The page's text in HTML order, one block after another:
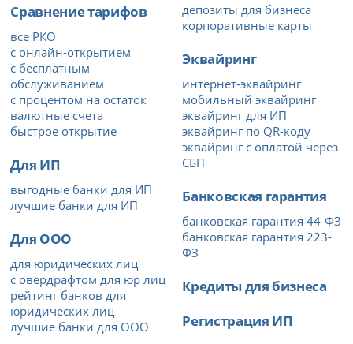
Сравнение тарифов
все РКО
с онлайн-открытием
с бесплатным
обслуживанием
с процентом на остаток
валютные счета
быстрое открытие
Для ИП
выгодные банки для ИП
лучшие банки для ИП
Для ООО
для юридических лиц
с овердрафтом для юр лиц
рейтинг банков для
юридических лиц
лучшие банки для ООО
депозиты для бизнеса
корпоративные карты
Эквайринг
интернет-эквайринг
мобильный эквайринг
эквайринг для ИП
эквайринг по QR-коду
эквайринг с оплатой через
СБП
Банковская гарантия
банковская гарантия 44-ФЗ
банковская гарантия 223-
ФЗ
Кредиты для бизнеса
Регистрация ИП